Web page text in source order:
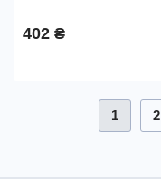
402 ₴
1 2